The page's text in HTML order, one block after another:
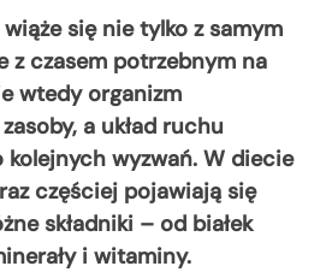
się nie tylko z samym
z czasem potrzebnym na
wtedy organizm
a układ ruchu
wyzwań. W diecie
częściej pojawiają się
składniki – od białek
i witaminy.